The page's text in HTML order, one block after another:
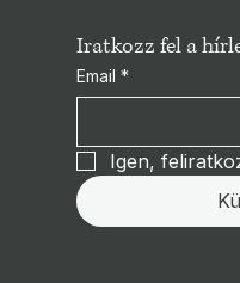
Iratkozz fel a
Email *
Igen,